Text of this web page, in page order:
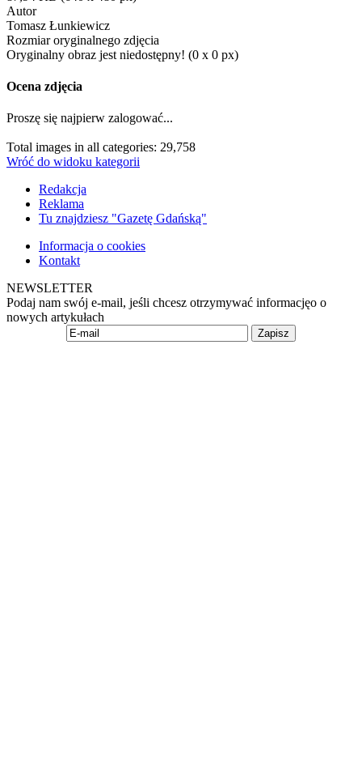
Autor
Tomasz Łunkiewicz
Rozmiar oryginalnego zdjęcia
Oryginalny obraz jest niedostępny! (0 x 0 px)
Ocena zdjęcia
Proszę się najpierw zalogować...
Total images in all categories: 29,758
Wróć do widoku kategorii
Redakcja
Reklama
Tu znajdziesz "Gazetę Gdańską"
Informacja o cookies
Kontakt
NEWSLETTER
Podaj nam swój e-mail, jeśli chcesz otrzymywać informacjęo o
nowych artykułach
Zapisz